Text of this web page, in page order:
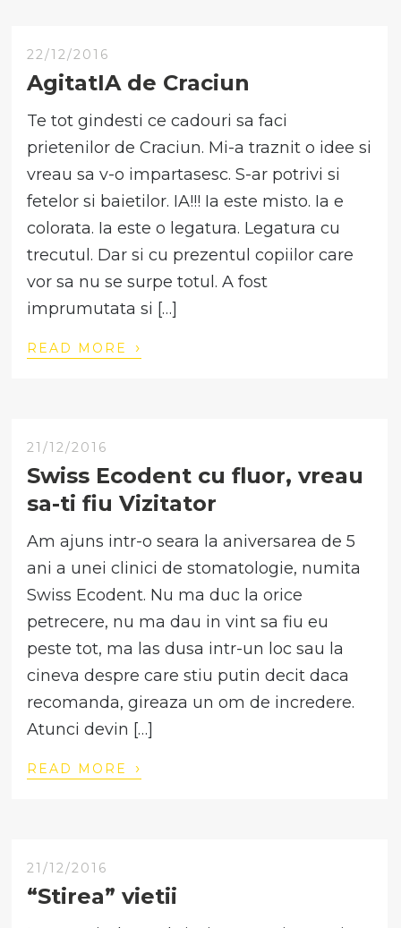
22/12/2016
AgitatIA de Craciun
Te tot gindesti ce cadouri sa faci
prietenilor de Craciun. Mi-a traznit o idee si
vreau sa v-o impartasesc. S-ar potrivi si
fetelor si baietilor. IA!!! Ia este misto. Ia e
colorata. Ia este o legatura. Legatura cu
trecutul. Dar si cu prezentul copiilor care
vor sa nu se surpe totul. A fost
imprumutata si […]
READ MORE ›
21/12/2016
Swiss Ecodent cu fluor, vreau
sa-ti fiu Vizitator
Am ajuns intr-o seara la aniversarea de 5
ani a unei clinici de stomatologie, numita
Swiss Ecodent. Nu ma duc la orice
petrecere, nu ma dau in vint sa fiu eu
peste tot, ma las dusa intr-un loc sau la
cineva despre care stiu putin decit daca
recomanda, gireaza un om de incredere.
Atunci devin […]
READ MORE ›
21/12/2016
“Stirea” vietii